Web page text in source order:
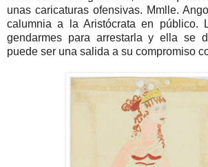
unas caricaturas ofensivas. Mmlle.
calumnia a la Aristócrata en público.
gendarmes para arrestarla y ella se
puede ser una salida a su compromiso